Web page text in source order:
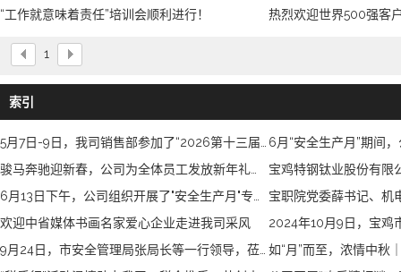
“工作就意味着责任”培训会顺利进行！
热烈欢迎世界500强客
1
索引
欢迎中省媒体书画名家爱心企业走进我司采风